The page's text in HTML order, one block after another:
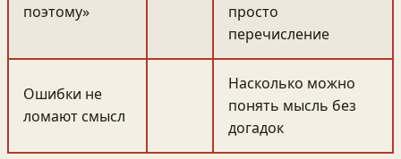
поэтому»
просто
перечисление
Ошибки не
ломают смысл
Насколько можно
понять мысль без
догадок